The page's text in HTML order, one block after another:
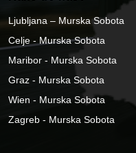
Ljubljana – Murska Sobota
Celje - Murska Sobota
Maribor - Murska Sobota
Graz - Murska Sobota
Wien - Murska Sobota
Zagreb - Murska Sobota